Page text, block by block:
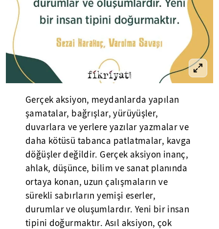
Gerçek aksiyon, meydanlarda yapılan
şamatalar, bağrışlar, yürüyüşler,
duvarlara ve yerlere yazılar yazmalar ve
daha kötüsü tabanca patlatmalar, kavga
döğüşler değildir. Gerçek aksiyon inanç,
ahlak, düşünce, bilim ve sanat planında
ortaya konan, uzun çalışmaların ve
sürekli sabırların yemişi eserler,
durumlar ve oluşumlardır. Yeni bir insan
tipini doğurmaktır. Asıl aksiyon, çok